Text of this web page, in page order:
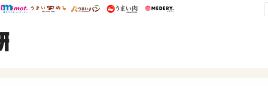
ウレぴあ総研 ディズニー特集
mimot. うまいめし うまいパン うまい肉